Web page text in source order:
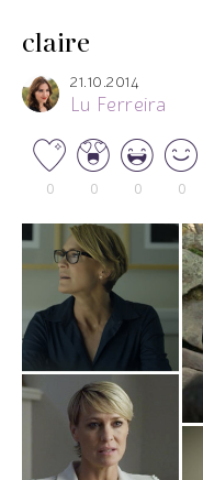
claire
21.10.2014
Lu Ferreira
0 0 0 0